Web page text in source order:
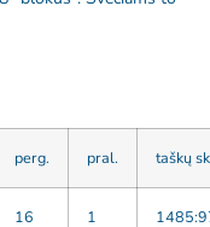
perg. pral. taškų
16 1